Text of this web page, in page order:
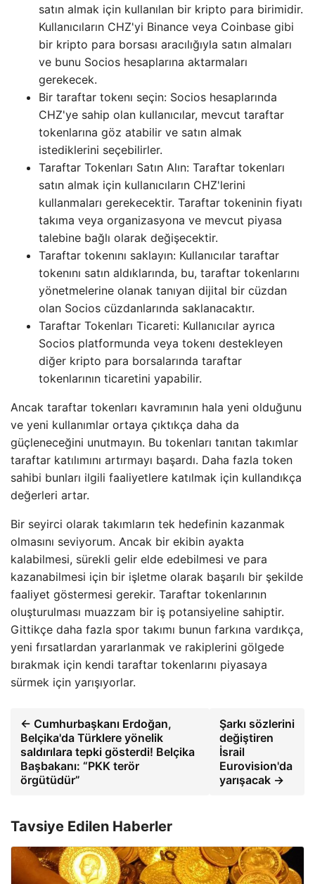
satın almak için kullanılan bir kripto para birimidir.
Kullanıcıların CHZ'yi Binance veya Coinbase gibi
bir kripto para borsası aracılığıyla satın almaları
ve bunu Socios hesaplarına aktarmaları
gerekecek.
Bir taraftar tokenı seçin: Socios hesaplarında
CHZ'ye sahip olan kullanıcılar, mevcut taraftar
tokenlarına göz atabilir ve satın almak
istediklerini seçebilirler.
Taraftar Tokenları Satın Alın: Taraftar tokenları
satın almak için kullanıcıların CHZ'lerini
kullanmaları gerekecektir. Taraftar tokeninin fiyatı
takıma veya organizasyona ve mevcut piyasa
talebine bağlı olarak değişecektir.
Taraftar tokenını saklayın: Kullanıcılar taraftar
tokenını satın aldıklarında, bu, taraftar tokenlarını
yönetmelerine olanak tanıyan dijital bir cüzdan
olan Socios cüzdanlarında saklanacaktır.
Taraftar Tokenları Ticareti: Kullanıcılar ayrıca
Socios platformunda veya tokenı destekleyen
diğer kripto para borsalarında taraftar
tokenlarının ticaretini yapabilir.
Ancak taraftar tokenları kavramının hala yeni olduğunu
ve yeni kullanımlar ortaya çıktıkça daha da
güçleneceğini unutmayın. Bu tokenları tanıtan takımlar
taraftar katılımını artırmayı başardı. Daha fazla token
sahibi bunları ilgili faaliyetlere katılmak için kullandıkça
değerleri artar.
Bir seyirci olarak takımların tek hedefinin kazanmak
olmasını seviyorum. Ancak bir ekibin ayakta
kalabilmesi, sürekli gelir elde edebilmesi ve para
kazanabilmesi için bir işletme olarak başarılı bir şekilde
faaliyet göstermesi gerekir. Taraftar tokenlarının
oluşturulması muazzam bir iş potansiyeline sahiptir.
Gittikçe daha fazla spor takımı bunun farkına vardıkça,
yeni fırsatlardan yararlanmak ve rakiplerini gölgede
bırakmak için kendi taraftar tokenlarını piyasaya
sürmek için yarışıyorlar.
← Cumhurbaşkanı Erdoğan,
Belçika'da Türklere yönelik
saldırılara tepki gösterdi! Belçika
Başbakanı: “PKK terör
örgütüdür”
Şarkı sözlerini
değiştiren
İsrail
Eurovision'da
yarışacak →
Tavsiye Edilen Haberler